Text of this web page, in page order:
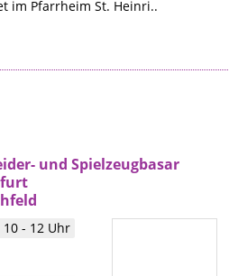
im Pfarrheim St. Heinri..
und Spielzeugbasar
10 - 12 Uhr